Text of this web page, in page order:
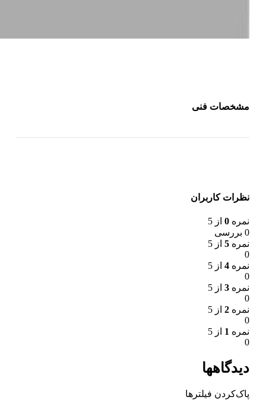
مشخصات فنی
نظرات کاربران
نمره 0 از 5
0 بررسی
نمره 5 از 5
0
نمره 4 از 5
0
نمره 3 از 5
0
نمره 2 از 5
0
نمره 1 از 5
0
دیدگاهها
پاک‌کردن فیلترها